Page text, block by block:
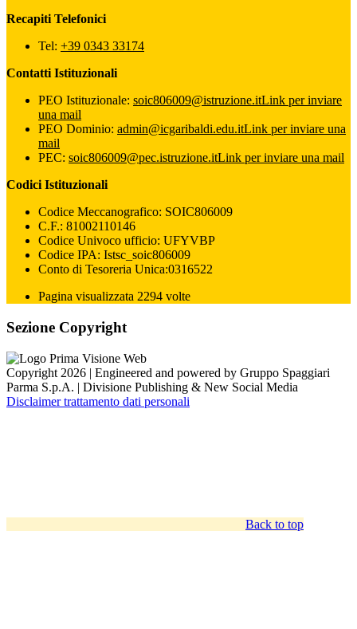
Recapiti Telefonici
Tel: +39 0343 33174
Contatti Istituzionali
PEO Istituzionale: soic806009@istruzione.itLink per inviare
una mail
PEO Dominio: admin@icgaribaldi.edu.itLink per inviare una
mail
PEC: soic806009@pec.istruzione.itLink per inviare una mail
Codici Istituzionali
Codice Meccanografico: SOIC806009
C.F.: 81002110146
Codice Univoco ufficio: UFYVBP
Codice IPA: Istsc_soic806009
Conto di Tesoreria Unica:0316522
Pagina visualizzata 2294 volte
Sezione Copyright
Copyright 2026 | Engineered and powered by Gruppo Spaggiari
Parma S.p.A. | Divisione Publishing & New Social Media
Disclaimer trattamento dati personali
Back to top